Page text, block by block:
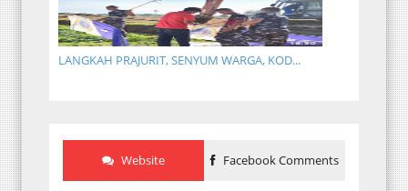
LANGKAH PRAJURIT, SENYUM WARGA, KOD...
Website Facebook Comments